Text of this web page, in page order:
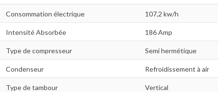
Consommation électrique 107,2 kw/h
Intensité Absorbée 186 Amp
Type de compresseur Semi hermétique
Condenseur Refroidissement à air
Type de tambour Vertical